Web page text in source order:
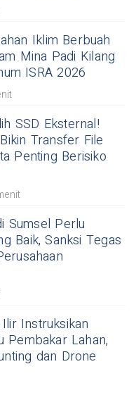
Iklim Berbuah
Mina Padi Kilang
ISRA 2026
SSD Eksternal!
Transfer File
Penting Berisiko
Sumsel Perlu
Baik, Sanksi Tegas
Instruksikan
Pembakar Lahan,
dan Drone